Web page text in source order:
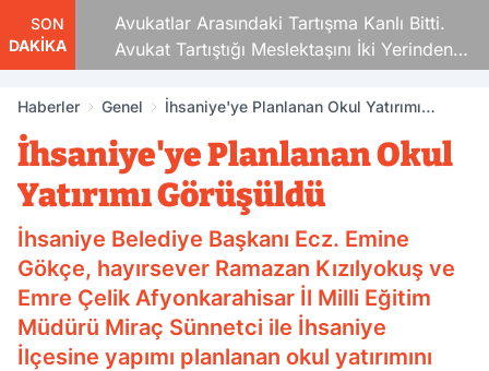
SON
DAKİKA
Avukatlar Arasındaki Tartışma Kanlı Bitti.
Avukat Tartıştığı Meslektaşını İki Yerinden
Vurdu
Haberler Genel
İhsaniye'ye Planlanan Okul Yatırımı
İhsaniye'ye Planlanan Okul
Yatırımı Görüşüldü
İhsaniye Belediye Başkanı Ecz. Emine
Gökçe, hayırsever Ramazan Kızılyokuş ve
Emre Çelik Afyonkarahisar İl Milli Eğitim
Müdürü Miraç Sünnetci ile İhsaniye
İlçesine yapımı planlanan okul yatırımını